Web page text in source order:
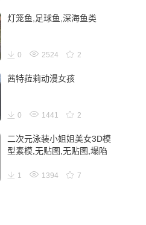
灯笼鱼,足球鱼,深海鱼类
0 2524 2
茜特菈莉动漫女孩
0 1441 2
二次元泳装小姐姐美女3D模
型素模,无贴图,无贴图,塌陷
1 1394 7